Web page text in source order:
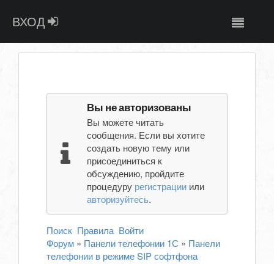
ВХОД
Вы не авторизованы
Вы можете читать
сообщения. Если вы хотите
создать новую тему или
присоединиться к
обсуждению, пройдите
процедуру регистрацииили
авторизуйтесь.
Поиск Правила Войти
Форум » Панели телефонии 1С » Панели
телефонии в режиме SIP софтфона